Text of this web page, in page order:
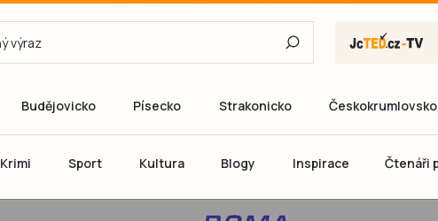
Budějovicko Písecko Strakonicko Českokrumlovsko
Krimi Sport Kultura Blogy Inspirace Čtenáři